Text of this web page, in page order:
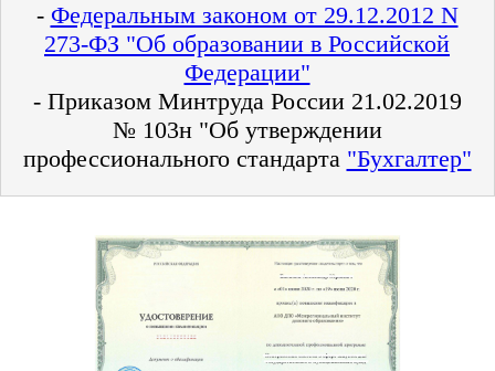
- Федеральным законом от 29.12.2012 N
273-ФЗ "Об образовании в Российской
Федерации"
- Приказом Минтруда России 21.02.2019
№ 103н "Об утверждении
профессионального стандарта "Бухгалтер"